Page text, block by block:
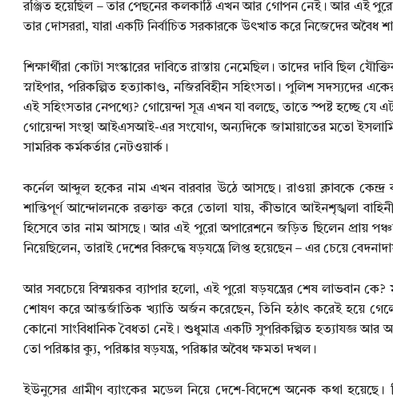
রঞ্জিত হয়েছিল – তার পেছনের কলকাঠি এখন আর গোপন নেই। আর এই পুরো
তার দোসররা, যারা একটি নির্বাচিত সরকারকে উৎখাত করে নিজেদের অবৈধ
শিক্ষার্থীরা কোটা সংস্কারের দাবিতে রাস্তায় নেমেছিল। তাদের দাবি
স্নাইপার, পরিকল্পিত হত্যাকাণ্ড, নজিরবিহীন সহিংসতা। পুলিশ
এই সহিংসতার নেপথ্যে? গোয়েন্দা সূত্র এখন যা বলছে, তাতে স্পষ্ট হচ্ছে যে
গোয়েন্দা সংস্থা আইএসআই-এর সংযোগ, অন্যদিকে জামায়াতের মতো
সামরিক কর্মকর্তার নেটওয়ার্ক।
কর্নেল আব্দুল হকের নাম এখন বারবার উঠে আসছে। রাওয়া ক্লাবকে
শান্তিপূর্ণ আন্দোলনকে রক্তাক্ত করে তোলা যায়, কীভাবে আইনশৃঙ্খলা
হিসেবে তার নাম আসছে। আর এই পুরো অপারেশনে জড়িত ছিলেন প্রায়
নিয়েছিলেন, তারাই দেশের বিরুদ্ধে ষড়যন্ত্রে লিপ্ত হয়েছেন – এর চেয়ে
আর সবচেয়ে বিস্ময়কর ব্যাপার হলো, এই পুরো ষড়যন্ত্রের শেষ লাভবান
শোষণ করে আন্তর্জাতিক খ্যাতি অর্জন করেছেন, তিনি হঠাৎ করেই হয়ে
কোনো সাংবিধানিক বৈধতা নেই। শুধুমাত্র একটি সুপরিকল্পিত হত্যাযজ্ঞ
তো পরিষ্কার ক্যু, পরিষ্কার ষড়যন্ত্র, পরিষ্কার অবৈধ ক্ষমতা দখল।
ইউনুসের গ্রামীণ ব্যাংকের মডেল নিয়ে দেশে-বিদেশে অনেক কথা